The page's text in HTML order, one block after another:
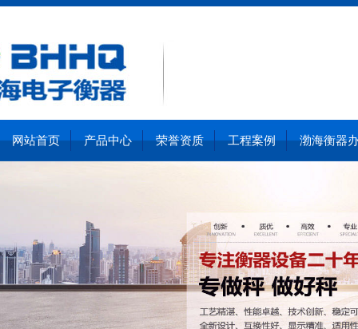
网站首页 产品中心 荣誉资质 工程案例 渤海衡器